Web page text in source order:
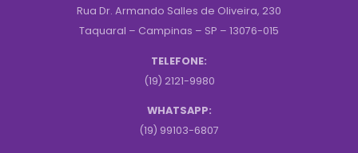
Rua Dr. Armando Salles de Oliveira, 230
Taquaral – Campinas – SP – 13076-015
TELEFONE:
(19) 2121-9980
WHATSAPP:
(19) 99103-6807